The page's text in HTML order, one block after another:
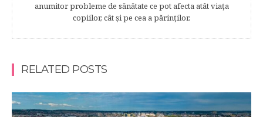
anumitor probleme de sănătate ce pot afecta atât viaţa
copiilor, cât şi pe cea a părinţilor.
RELATED POSTS